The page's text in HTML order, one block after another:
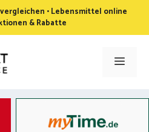
• Lebensmittel online
& Rabatte
Menü